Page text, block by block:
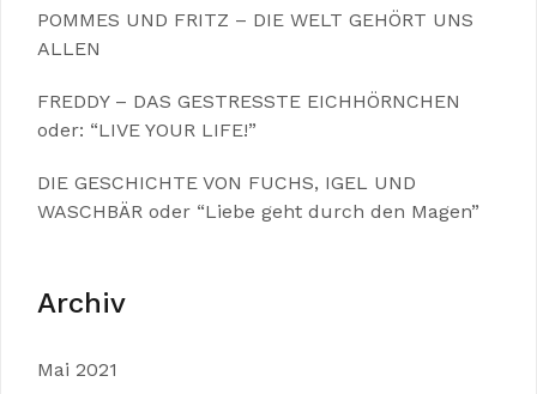
POMMES UND FRITZ – DIE WELT GEHÖRT UNS
ALLEN
FREDDY – DAS GESTRESSTE EICHHÖRNCHEN
oder: “LIVE YOUR LIFE!”
DIE GESCHICHTE VON FUCHS, IGEL UND
WASCHBÄR oder “Liebe geht durch den Magen”
Archiv
Mai 2021